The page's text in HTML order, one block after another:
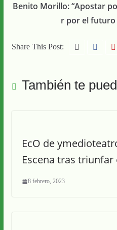
Benito Morillo: “Apostar
r por el futuro
Share This Post:
También te
EcO de
Escena tras triunfar
8 febrero, 2023